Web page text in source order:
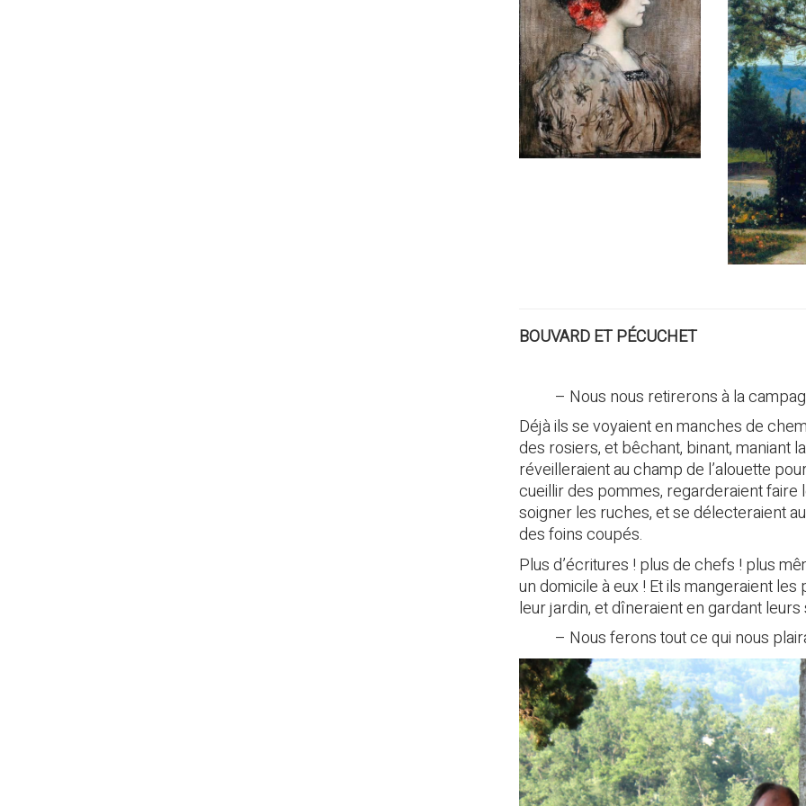
BOUVARD ET PÉCUCHET
– Nous nous retirerons à la
Déjà ils se voyaient en manches de
des rosiers, et bêchant, binant, maniant
réveilleraient au champ de l’alouette
cueillir des pommes, regarderaient
soigner les ruches, et se délecteraient
des foins coupés.
Plus d’écritures ! plus de chefs ! plus
un domicile à eux ! Et ils mangeraient
leur jardin, et dîneraient en gardant leurs
– Nous ferons tout ce qui nous